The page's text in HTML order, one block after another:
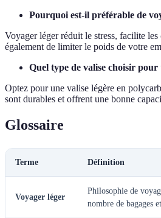
Pourquoi est-il préférable de
Voyager léger réduit le stress, facilite les
également de limiter le poids de votre
Quel type de valise choisir pour
Optez pour une valise légère en
sont durables et offrent une bonne
Glossaire
Terme Définition
Voyager léger
Philosophie de
nombre de bagages